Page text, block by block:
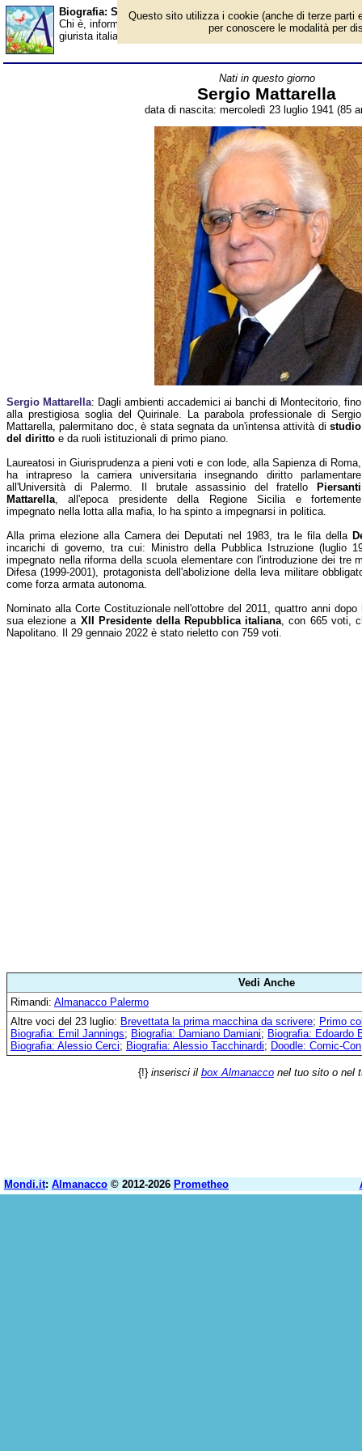
Biografia: Sergio Mattarella - età - Almanacco
Chi è, informazioni, foto, qual è la data di nascita, età, dove è
giurista italiano, XII presidente della Repubblica Italiana. Breve
Nati in questo giorno
Sergio Mattarella
data di nascita: mercoledì 23 luglio 1941 (85
Sergio Mattarella: Dagli ambienti accademici ai banchi di Montecitorio, fino
alla prestigiosa soglia del Quirinale. La parabola professionale di Sergio
Mattarella, palermitano doc, è stata segnata da un'intensa attività di studio
del diritto e da ruoli istituzionali di primo piano.
Laureatosi in Giurisprudenza a pieni voti e con lode, alla Sapienza di Roma,
ha intrapreso la carriera universitaria insegnando diritto parlamentare
all'Università di Palermo. Il brutale assassinio del fratello
Piersanti
Mattarella, all'epoca presidente della Regione Sicilia e fortemente
impegnato nella lotta alla mafia, lo ha spinto a impegnarsi in politica.
Alla prima elezione alla Camera dei Deputati nel 1983, tra le fila della
incarichi di governo, tra cui: Ministro della Pubblica Istruzione (luglio
impegnato nella riforma della scuola elementare con l'introduzione dei tre
Difesa (1999-2001), protagonista dell'abolizione della leva militare
come forza armata autonoma.
Nominato alla Corte Costituzionale nell'ottobre del 2011, quattro anni
sua elezione a XII Presidente della Repubblica italiana, con 665 voti,
Napolitano. Il 29 gennaio 2022 è stato rieletto con 759 voti.
Vedi Anche
Rimandi: Almanacco Palermo
Altre voci del 23 luglio: Brevettata la prima macchina da scrivere; Primo
Biografia: Emil Jannings; Biografia: Damiano Damiani; Biografia: Edoardo
Biografia: Alessio Cerci; Biografia: Alessio Tacchinardi; Doodle: Comic-Con
{!} inserisci il box Almanacco nel tuo sito o nel
Mondi.it: Almanacco © 2012-2026 Prometheo
Questo sito utilizza i cookie (anche di terze parti
per conoscere le modalità per